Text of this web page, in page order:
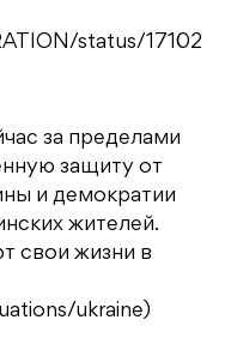
status/17102
за пределами
защиту от
и демократии
жителей.
свои жизни в
ukraine)